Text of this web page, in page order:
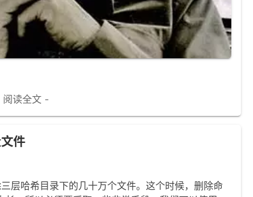
阅读全文 -
件
层哈希目录下的几十万个文件。这个时候，删除命